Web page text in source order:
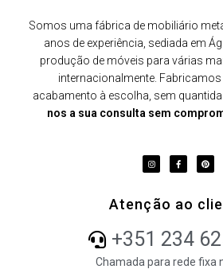
Somos uma fábrica de mobiliário
anos de experiência, sediada em
produção de móveis para várias
internacionalmente.
acabamento à escolha, sem
nos a sua consulta sem
Atenção ao
+351 234
Chamada para rede fixa